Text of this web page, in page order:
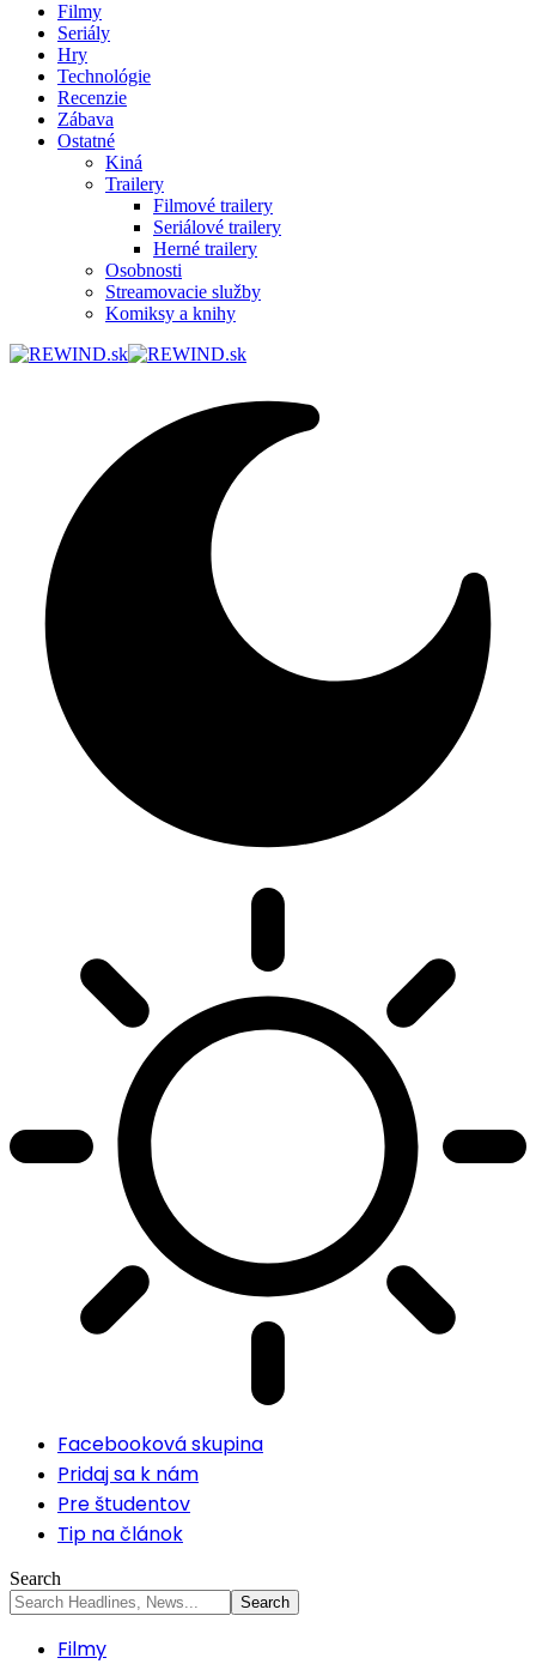
Filmy
Seriály
Hry
Technológie
Recenzie
Zábava
Ostatné
Kiná
Trailery
Filmové trailery
Seriálové trailery
Herné trailery
Osobnosti
Streamovacie služby
Komiksy a knihy
Facebooková skupina
Pridaj sa k nám
Pre študentov
Tip na článok
Search
Filmy